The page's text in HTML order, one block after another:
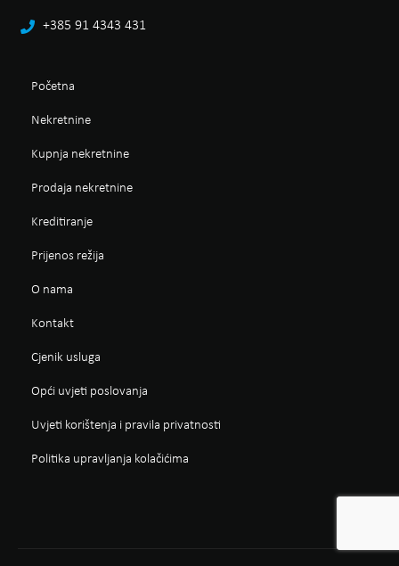
+385 91 4343 431
Početna
Nekretnine
Kupnja nekretnine
Prodaja nekretnine
Kreditiranje
Prijenos režija
O nama
Kontakt
Cjenik usluga
Opći uvjeti poslovanja
Uvjeti korištenja i pravila privatnosti
Politika upravljanja kolačićima